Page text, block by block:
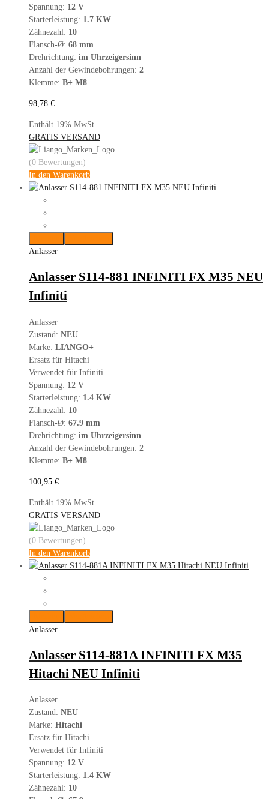
Spannung: 12 V
Starterleistung: 1.7 KW
Zähnezahl: 10
Flansch-Ø: 68 mm
Drehrichtung: im Uhrzeigersinn
Anzahl der Gewindebohrungen: 2
Klemme: B+ M8
98,78 €
Enthält 19% MwSt.
GRATIS VERSAND
(0 Bewertungen)
In den Warenkorb
Anlasser
Anlasser S114-881 INFINITI FX M35 NEU
Infiniti
Anlasser
Zustand: NEU
Marke: LIANGO+
Ersatz für Hitachi
Verwendet für Infiniti
Spannung: 12 V
Starterleistung: 1.4 KW
Zähnezahl: 10
Flansch-Ø: 67.9 mm
Drehrichtung: im Uhrzeigersinn
Anzahl der Gewindebohrungen: 2
Klemme: B+ M8
100,95 €
Enthält 19% MwSt.
GRATIS VERSAND
(0 Bewertungen)
In den Warenkorb
Anlasser
Anlasser S114-881A INFINITI FX M35
Hitachi NEU Infiniti
Anlasser
Zustand: NEU
Marke: Hitachi
Ersatz für Hitachi
Verwendet für Infiniti
Spannung: 12 V
Starterleistung: 1.4 KW
Zähnezahl: 10